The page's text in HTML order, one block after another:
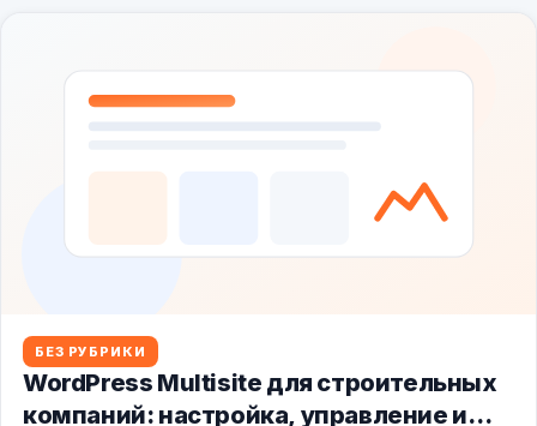
БЕЗ РУБРИКИ
WordPress Multisite для строительных
компаний: настройка, управление и